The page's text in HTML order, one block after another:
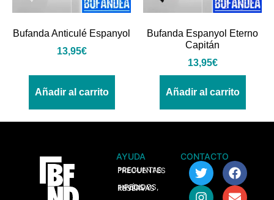
Bufanda Anticulé Espanyol
13,95€
Añadir al carrito
Bufanda Espanyol Eterno
Capitán
13,95€
Añadir al carrito
AYUDA
> PREGUNTAS FRECUENTES
> PEDIDOS, ENVÍOS Y RESERVAS
CONTACTO